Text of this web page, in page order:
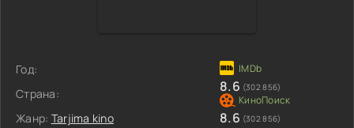
Год:
Страна:
Жанр: Tarjima kino
8.6 (302 856)
8.6 (302 856)